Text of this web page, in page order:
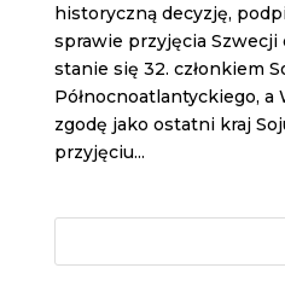
historyczną decyzję,
sprawie przyjęcia Szwecji
stanie się 32. członkiem
Północnoatlantyckiego, a
zgodę jako ostatni kraj
przyjęciu...